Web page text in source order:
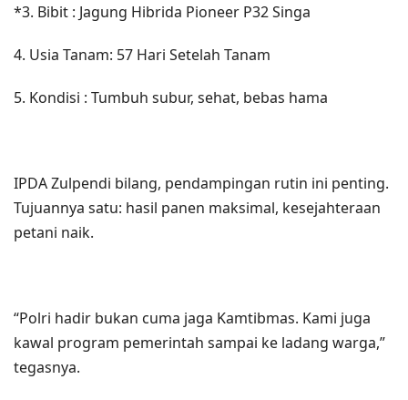
*3. Bibit : Jagung Hibrida Pioneer P32 Singa
4. Usia Tanam: 57 Hari Setelah Tanam
5. Kondisi : Tumbuh subur, sehat, bebas hama
IPDA Zulpendi bilang, pendampingan rutin ini penting.
Tujuannya satu: hasil panen maksimal, kesejahteraan
petani naik.
“Polri hadir bukan cuma jaga Kamtibmas. Kami juga
kawal program pemerintah sampai ke ladang warga,”
tegasnya.